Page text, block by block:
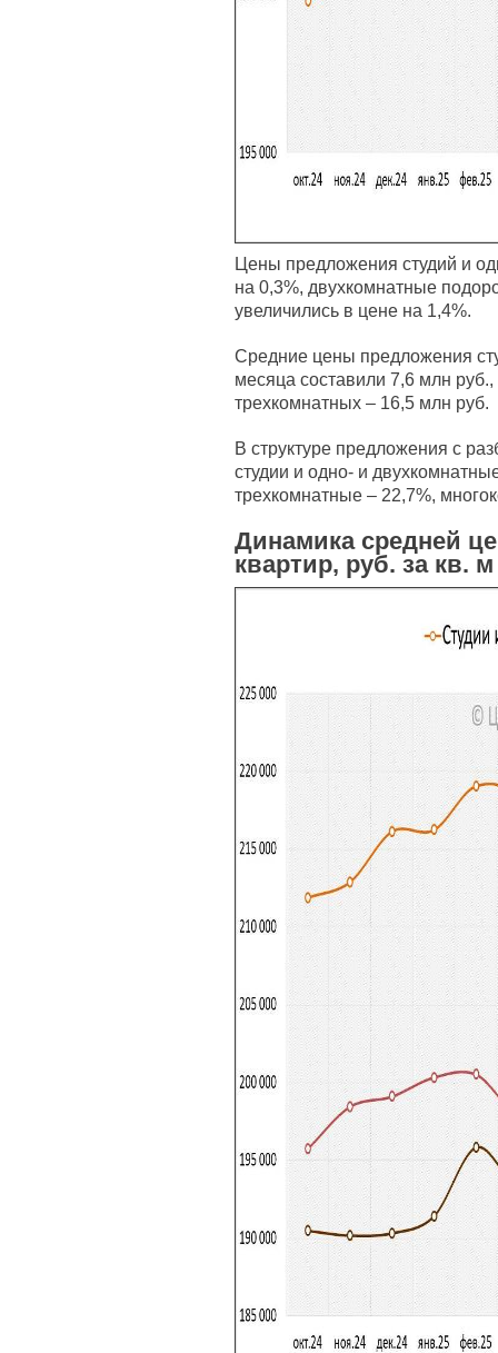
Цены предложения студий и
на 0,3%, двухкомнатные
увеличились в цене на 1,4%.
Средние цены предложения
месяца составили 7,6 млн
трехкомнатных – 16,5 млн руб.
В структуре предложения с
студии и одно- и
трехкомнатные – 22,7%,
Динамика средней
квартир, руб. за кв. м